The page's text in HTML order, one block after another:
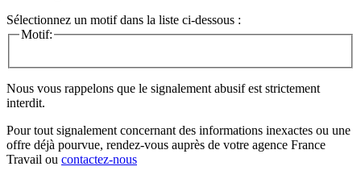
Sélectionnez un motif dans la liste ci-dessous :
Motif:
Nous vous rappelons que le signalement abusif est strictement
interdit.
Pour tout signalement concernant des informations inexactes ou une
offre déjà pourvue, rendez-vous auprès de votre agence France
Travail ou contactez-nous